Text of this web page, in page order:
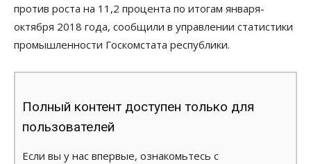
против роста на 11,2 процента по итогам января-
октября 2018 года, сообщили в управлении статистики
промышленности Госкомстата республики.
Полный контент доступен только для
пользователей
Если вы у нас впервые, ознакомьтесь с